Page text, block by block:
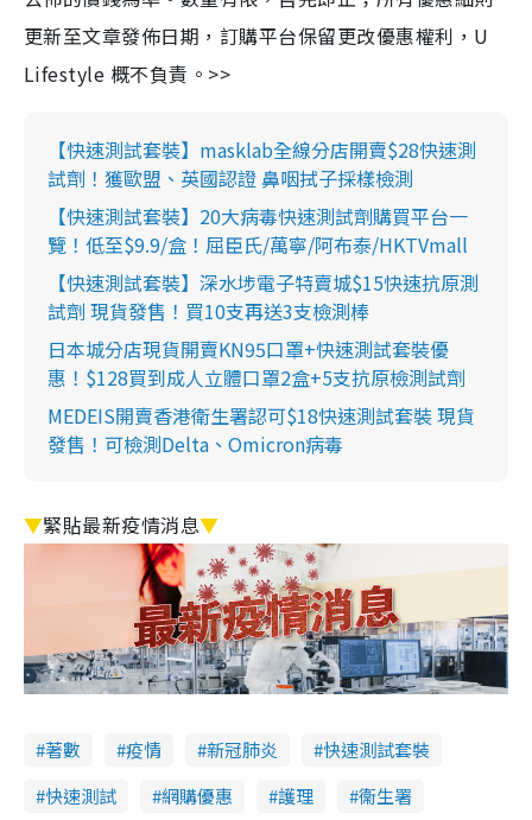
更新至文章發佈日期，訂購平台保留更改優惠權利，U
Lifestyle 概不負責。>>
【快速測試套裝】masklab全線分店開賣$28快速測
試劑！獲歐盟、英國認證 鼻咽拭子採樣檢測
【快速測試套裝】20大病毒快速測試劑購買平台一
覽！低至$9.9/盒！屈臣氏/萬寧/阿布泰/HKTVmall
【快速測試套裝】深水埗電子特賣城$15快速抗原測
試劑 現貨發售！買10支再送3支檢測棒
日本城分店現貨開賣KN95口罩+快速測試套裝優
惠！$128買到成人立體口罩2盒+5支抗原檢測試劑
MEDEIS開賣香港衛生署認可$18快速測試套裝 現貨
發售！可檢測Delta、Omicron病毒
▼緊貼最新疫情消息▼
著數 疫情 新冠肺炎
快速測試套裝
快速測試
網購優惠 護理
衞生署